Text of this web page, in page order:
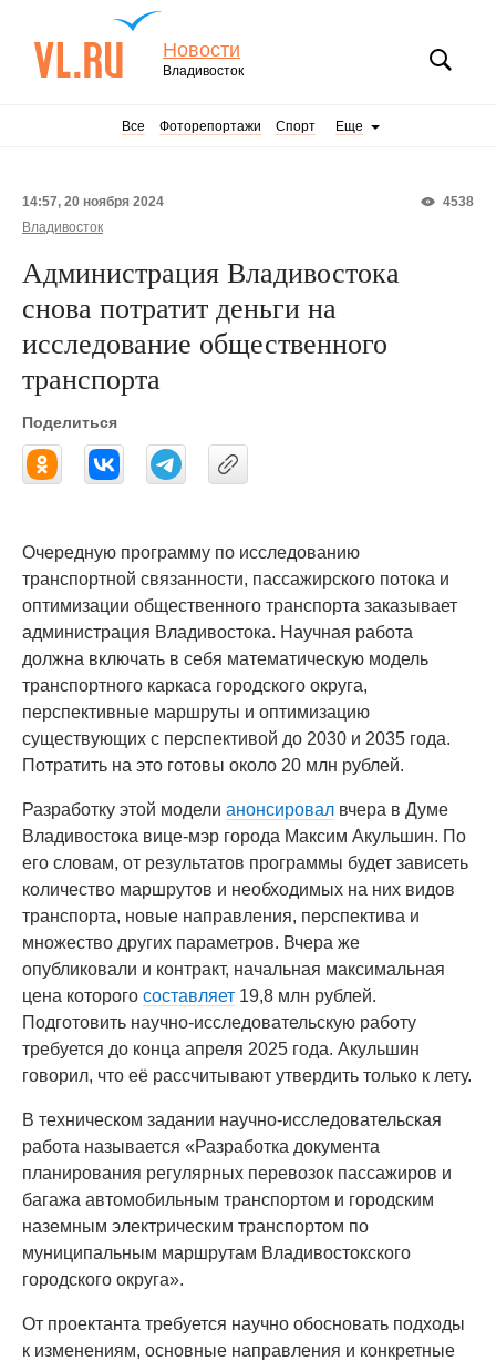
Новости
Владивосток
Все Фоторепортажи Спорт Еще
4538
14:57, 20 ноября 2024
Владивосток
Администрация Владивостока
снова потратит деньги на
исследование общественного
транспорта
Поделиться
Очередную программу по исследованию
транспортной связанности, пассажирского потока и
оптимизации общественного транспорта заказывает
администрация Владивостока. Научная работа
должна включать в себя математическую модель
транспортного каркаса городского округа,
перспективные маршруты и оптимизацию
существующих с перспективой до 2030 и 2035 года.
Потратить на это готовы около 20 млн рублей.
Разработку этой модели анонсировал вчера в Думе
Владивостока вице-мэр города Максим Акульшин. По
его словам, от результатов программы будет зависеть
количество маршрутов и необходимых на них видов
транспорта, новые направления, перспектива и
множество других параметров. Вчера же
опубликовали и контракт, начальная максимальная
цена которого составляет 19,8 млн рублей.
Подготовить научно-исследовательскую работу
требуется до конца апреля 2025 года. Акульшин
говорил, что её рассчитывают утвердить только к лету.
В техническом задании научно-исследовательская
работа называется «Разработка документа
планирования регулярных перевозок пассажиров и
багажа автомобильным транспортом и городским
наземным электрическим транспортом по
муниципальным маршрутам Владивостокского
городского округа».
От проектанта требуется научно обосновать подходы
к изменениям, основные направления и конкретные